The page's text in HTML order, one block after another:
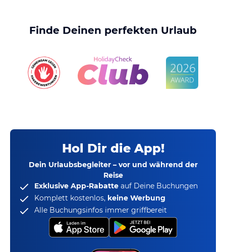
Finde Deinen perfekten Urlaub
Hol Dir die App!
Dein Urlaubsbegleiter – vor und während der
Reise
Exklusive App-Rabatte auf Deine Buchungen
Komplett kostenlos, keine Werbung
Alle Buchungsinfos immer griffbereit